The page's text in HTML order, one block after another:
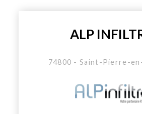
ALP
74800 - Saint-Pierre-